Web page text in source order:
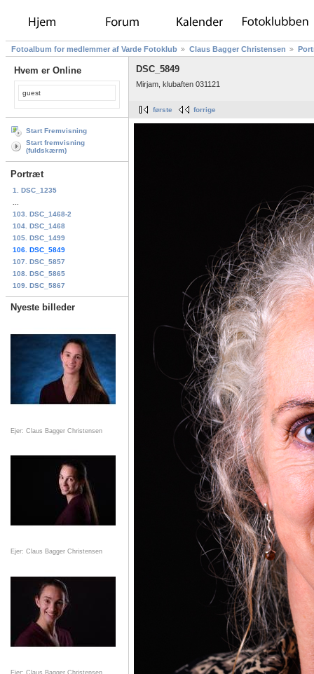
Fotoalbum for medlemmer af Varde Fotoklub Claus Bagger Christensen
Hvem er Online
guest
Start Fremvisning
Start fremvisning
(fuldskærm)
Portræt
1. DSC_1235
103. DSC_1468-2
104. DSC_1468
105. DSC_1499
106. DSC_5849
107. DSC_5857
108. DSC_5865
109. DSC_5867
Nyeste billeder
Ejer: Claus Bagger Christensen
Ejer: Claus Bagger Christensen
DSC_5849
Mirjam, klubaften 031121
første forrige